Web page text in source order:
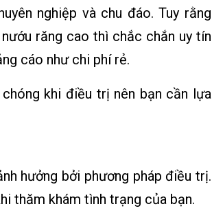
nghiệp và chu đáo. Tuy rằng
răng cao thì chắc chắn uy tín
cáo như chi phí rẻ.
khi điều trị nên bạn cần lựa
hưởng bởi phương pháp điều trị.
thăm khám tình trạng của bạn.